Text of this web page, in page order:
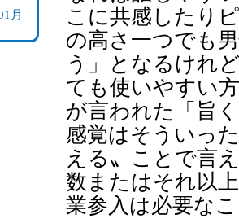
月
こに共感したり
の高さ一つでも
う」となるけれ
ても使いやすい
が言われた「旨
感覚はそういっ
える〟ことで言
数またはそれ以
業参入は必要な